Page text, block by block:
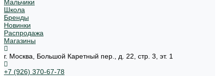
Мальчики
Школа
Бренды
Новинки
Распродажа
Магазины
г. Москва, Большой Каретный пер., д. 22, стр. 3, эт. 1
+7 (926) 370-67-78